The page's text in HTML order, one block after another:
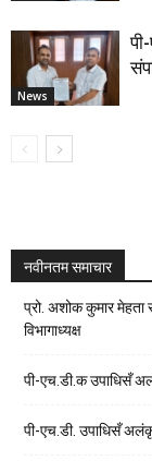
News
नवीनतम समाचार
प्रो. अशोक कुमार मेहता
विभागाध्यक्ष
पी-एच.डी.क उपाधिसँ
पी-एच.डी. उपाधिसँ